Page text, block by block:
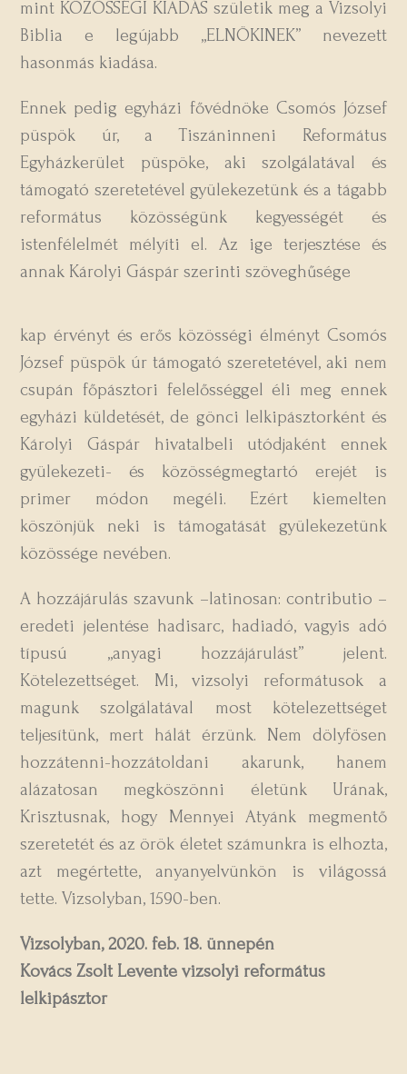
mint KÖZÖSSÉGI KIADÁS születik meg a Vizsolyi
Biblia e legújabb „ELNÖKINEK” nevezett
hasonmás kiadása.
Ennek pedig egyházi fővédnöke Csomós József
püspök úr, a Tiszáninneni Református
Egyházkerület püspöke, aki szolgálatával és
támogató szeretetével gyülekezetünk és a tágabb
református közösségünk kegyességét és
istenfélelmét mélyíti el. Az ige terjesztése és
annak Károlyi Gáspár szerinti szöveghűsége
kap érvényt és erős közösségi élményt Csomós
József püspök úr támogató szeretetével, aki nem
csupán főpásztori felelősséggel éli meg ennek
egyházi küldetését, de gönci lelkipásztorként és
Károlyi Gáspár hivatalbeli utódjaként ennek
gyülekezeti- és közösségmegtartó erejét is
primer módon megéli. Ezért kiemelten
köszönjük neki is támogatását gyülekezetünk
közössége nevében.
A hozzájárulás szavunk –latinosan: contributio –
eredeti jelentése hadisarc, hadiadó, vagyis adó
típusú „anyagi hozzájárulást” jelent.
Kötelezettséget. Mi, vizsolyi reformátusok a
magunk szolgálatával most kötelezettséget
teljesítünk, mert hálát érzünk. Nem dölyfösen
hozzátenni-hozzátoldani akarunk, hanem
alázatosan megköszönni életünk Urának,
Krisztusnak, hogy Mennyei Atyánk megmentő
szeretetét és az örök életet számunkra is elhozta,
azt megértette, anyanyelvünkön is világossá
tette. Vizsolyban, 1590-ben.
Vizsolyban, 2020. feb. 18. ünnepén
Kovács Zsolt Levente vizsolyi református
lelkipásztor